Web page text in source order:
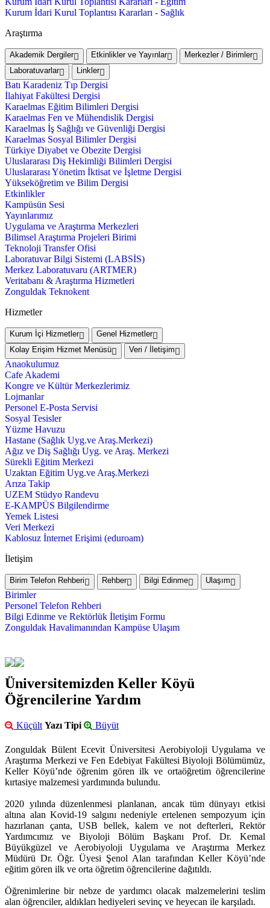
Kurum İdari Kurul Toplantısı Kararları - Sağlık
Araştırma
Akademik Dergiler Etkinlikler ve Yayınlar
Merkezler / Birimler
Laboratuvarlar
Linkler
Batı Karadeniz Tıp Dergisi
İlahiyat Fakültesi Dergisi
Karaelmas Eğitim Bilimleri Dergisi
Karaelmas Fen ve Mühendislik Dergisi
Karaelmas İş Sağlığı ve Güvenliği Dergisi
Karaelmas Sosyal Bilimler Dergisi
Türkiye Diyabet ve Obezite Dergisi
Uluslararası Diş Hekimliği Bilimleri Dergisi
Uluslararası Yönetim İktisat ve İşletme Dergisi
Yükseköğretim ve Bilim Dergisi
Etkinlikler
Kampüsün Sesi
Yayınlarımız
Uygulama ve Araştırma Merkezleri
Bilimsel Araştırma Projeleri Birimi
Teknoloji Transfer Ofisi
Laboratuvar Bilgi Sistemi (LABSİS)
Merkez Laboratuvaru (ARTMER)
Veritabanı & Araştırma Hizmetleri
Zonguldak Teknokent
Hizmetler
Kurum İçi Hizmetler
Genel Hizmetler
Kolay Erişim Hizmet Menüsü
Veri / İletişim
Anaokulumuz
Cafe Akademi
Kongre ve Kültür Merkezlerimiz
Lojmanlar
Personel E-Posta Servisi
Sosyal Tesisler
Yüzme Havuzu
Hastane (Sağlık Uyg.ve Araş.Merkezi)
Ağız ve Diş Sağlığı Uyg. ve Araş. Merkezi
Sürekli Eğitim Merkezi
Uzaktan Eğitim Uyg.ve Araş.Merkezi
Arıza Takip
UZEM Stüdyo Randevu
E-KAMPÜS Bilgilendirme
Yemek Listesi
Veri Merkezi
Kablosuz İnternet Erişimi (eduroam)
İletişim
Birim Telefon Rehberi Rehber Bilgi Edinme Ulaşım
Birimler
Personel Telefon Rehberi
Bilgi Edinme ve Rektörlük İletişim Formu
Zonguldak Havalimanından Kampüse Ulaşım
Üniversitemizden Keller Köyü
Öğrencilerine Yardım
Küçült Yazı Tipi Büyüt
Zonguldak Bülent Ecevit Üniversitesi Aerobiyoloji Uygulama ve
Araştırma Merkezi ve Fen Edebiyat Fakültesi Biyoloji Bölümümüz,
Keller Köyü’nde öğrenim gören ilk ve ortaöğretim öğrencilerine
kırtasiye malzemesi yardımında bulundu.
2020 yılında düzenlenmesi planlanan, ancak tüm dünyayı etkisi
altına alan Kovid-19 salgını nedeniyle ertelenen sempozyum için
hazırlanan çanta, USB bellek, kalem ve not defterleri, Rektör
Yardımcımız ve Biyoloji Bölüm Başkanı Prof. Dr. Kemal
Büyükgüzel ve Aerobiyoloji Uygulama ve Araştırma Merkez
Müdürü Dr. Öğr. Üyesi Şenol Alan tarafından Keller Köyü’nde
eğitim gören ilk ve orta öğretim öğrencilerine dağıtıldı.
Öğrenimlerine bir nebze de yardımcı olacak malzemelerini teslim
alan öğrenciler, aldıkları hediyeleri sevinç ve heyecan ile karşıladı.